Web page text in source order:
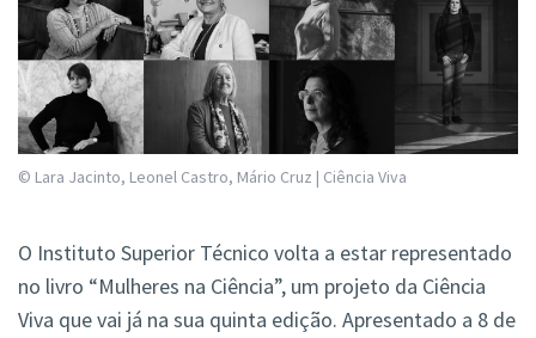
© Lara Jacinto, Leonel Castro, Mário Cruz | Ciência Viva
O Instituto Superior Técnico volta a estar representado
no livro “Mulheres na Ciência”, um projeto da Ciência
Viva que vai já na sua quinta edição. Apresentado a 8 de